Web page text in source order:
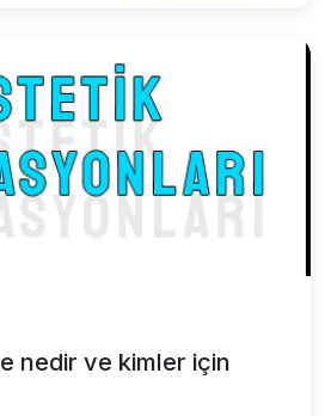
nedir ve kimler için